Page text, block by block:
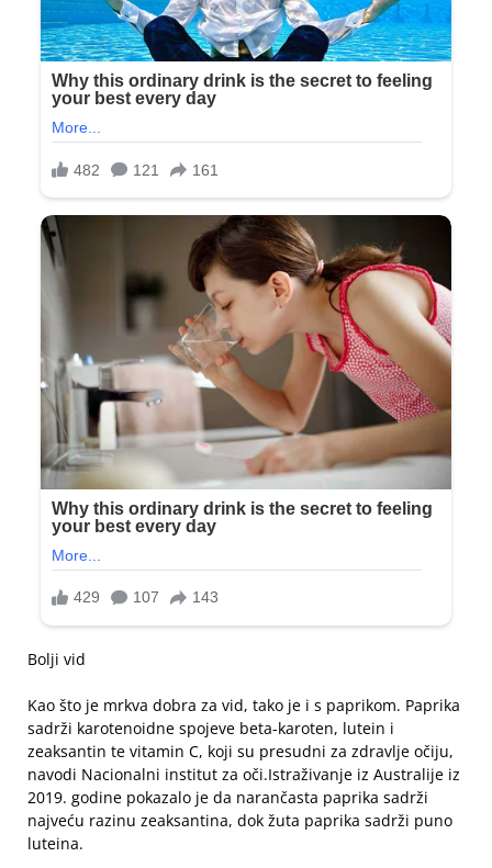
Bolji vid
Kao što je mrkva dobra za vid, tako je i s paprikom. Paprika
sadrži karotenoidne spojeve beta-karoten, lutein i
zeaksantin te vitamin C, koji su presudni za zdravlje očiju,
navodi Nacionalni institut za oči.Istraživanje iz Australije iz
2019. godine pokazalo je da narančasta paprika sadrži
najveću razinu zeaksantina, dok žuta paprika sadrži puno
luteina.